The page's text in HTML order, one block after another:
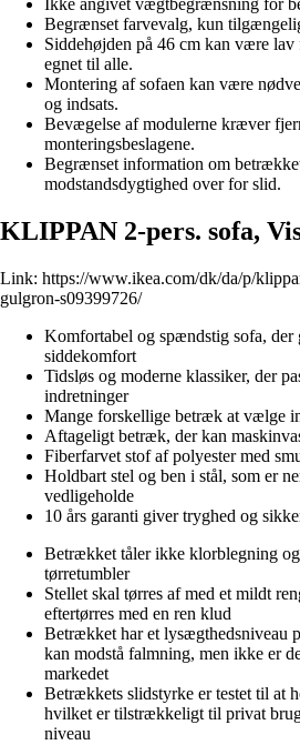
Ikke angivet vægtbegrænsning for
Begrænset farvevalg, kun
Siddehøjden på 46 cm kan være
egnet til alle.
Montering af sofaen kan være
og indsats.
Bevægelse af modulerne kræver
monteringsbeslagene.
Begrænset information om
modstandsdygtighed over for slid.
KLIPPAN 2-pers. sofa,
Link: https://www.ikea.com/dk/da/p/
gulgron-s09399726/
Komfortabel og spændstig sofa, der
siddekomfort
Tidsløs og moderne klassiker, der
indretninger
Mange forskellige betræk at vælge
Aftageligt betræk, der kan
Fiberfarvet stof af polyester med
Holdbart stel og ben i stål, som er
vedligeholde
10 års garanti giver tryghed og
Betrækket tåler ikke klorblegning
tørretumbler
Stellet skal tørres af med et mildt
eftertørres med en ren klud
Betrækket har et lysægthedsniveau
kan modstå falmning, men ikke er
markedet
Betrækkets slidstyrke er testet til at
hvilket er tilstrækkeligt til privat
niveau